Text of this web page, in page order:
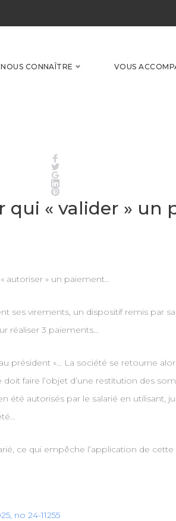
NOUS CONNAÎTRE VOUS
Twitter
Pinterest
qui « valider » un
autoriser » un paiement…
virements, un dispositif remis par
réaliser 3 paiements…
président »… La société se retourne
faire l’objet d’une restitution des
été autorisés par le salarié en utilisant,
ce qui empêche l’application de
no 24-11255